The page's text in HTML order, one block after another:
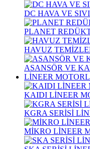
DC HAVA VE
PLANET
HAVUZ
ASANSÖR VE
LİNEER
KAIDI LİNEER
KGRA SERİSİ
MİKRO LİNEER